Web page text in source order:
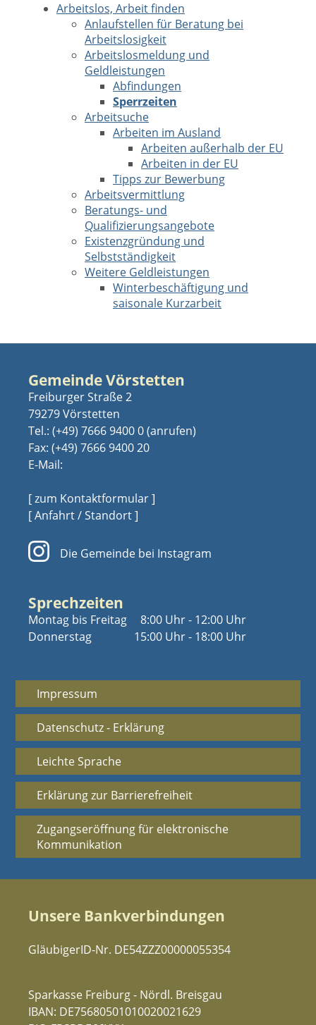
Arbeitslos, Arbeit finden
Anlaufstellen für Beratung bei
Arbeitslosigkeit
Arbeitslosmeldung und
Geldleistungen
Abfindungen
Sperrzeiten
Arbeitsuche
Arbeiten im Ausland
Arbeiten außerhalb der EU
Arbeiten in der EU
Tipps zur Bewerbung
Arbeitsvermittlung
Beratungs- und
Qualifizierungsangebote
Existenzgründung und
Selbstständigkeit
Weitere Geldleistungen
Winterbeschäftigung und
saisonale Kurzarbeit
Gemeinde Vörstetten
Freiburger Straße 2
79279 Vörstetten
Tel.: (+49) 7666 9400 0
Fax: (+49) 7666 9400 20
E-Mail:
[ zum Kontaktformular ]
[ Anfahrt / Standort ]
Die Gemeinde bei Instagram
Sprechzeiten
Montag bis Freitag
Donnerstag
8:00 Uhr - 12:00 Uhr
15:00 Uhr - 18:00 Uhr
Impressum
Datenschutz - Erklärung
Leichte Sprache
Erklärung zur Barrierefreiheit
Zugangseröffnung für elektronische
Kommunikation
Unsere Bankverbindungen
GläubigerID-Nr. DE54ZZZ00000055354
Sparkasse Freiburg - Nördl. Breisgau
IBAN: DE75680501010020021629